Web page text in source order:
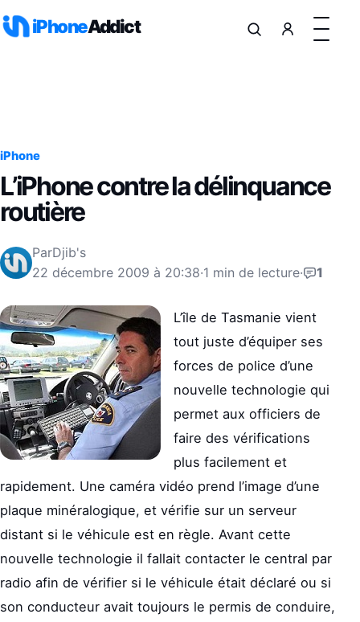
iPhoneAddict
iPhone
L’iPhone contre la délinquance
routière
ParDjib's
22 décembre 2009 à 20:38·1 min de lecture· 1
L’île de Tasmanie vient
tout juste d’équiper ses
forces de police d’une
nouvelle technologie qui
permet aux officiers de
faire des vérifications
plus facilement et
rapidement. Une caméra vidéo prend l’image d’une
plaque minéralogique, et vérifie sur un serveur
distant si le véhicule est en règle. Avant cette
nouvelle technologie il fallait contacter le central par
radio afin de vérifier si le véhicule était déclaré ou si
son conducteur avait toujours le permis de conduire,